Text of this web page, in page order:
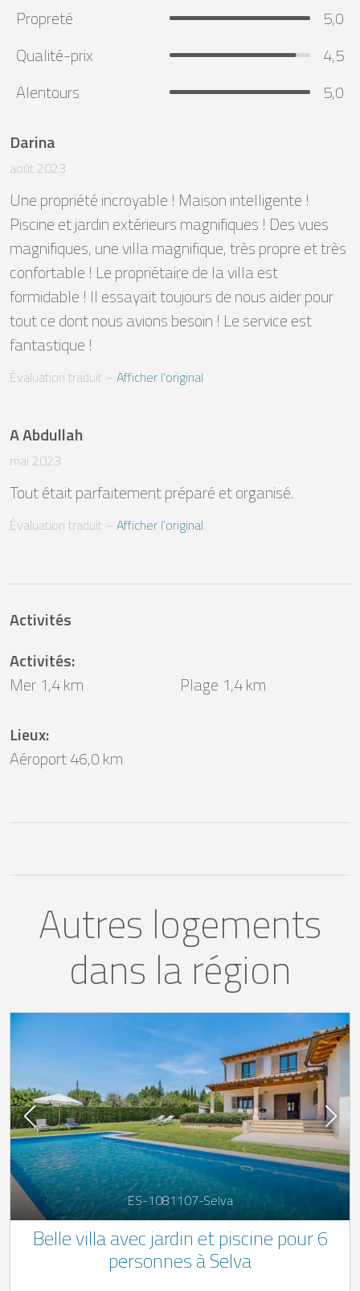
Propreté
5,0
Qualité-prix
4,5
Alentours
5,0
Darina
août 2023
Une propriété incroyable ! Maison intelligente !
Piscine et jardin extérieurs magnifiques ! Des vues
magnifiques, une villa magnifique, très propre et très
confortable ! Le propriétaire de la villa est
formidable ! Il essayait toujours de nous aider pour
tout ce dont nous avions besoin ! Le service est
fantastique !
Évaluation traduit – Afficher l’original
A Abdullah
mai 2023
Tout était parfaitement préparé et organisé.
Évaluation traduit – Afficher l’original
Activités
Activités:
Mer 1,4 km
Plage 1,4 km
Lieux:
Aéroport 46,0 km
Autres logements
dans la région
ES-1081107-Selva
Belle villa avec jardin et piscine pour 6
personnes à Selva